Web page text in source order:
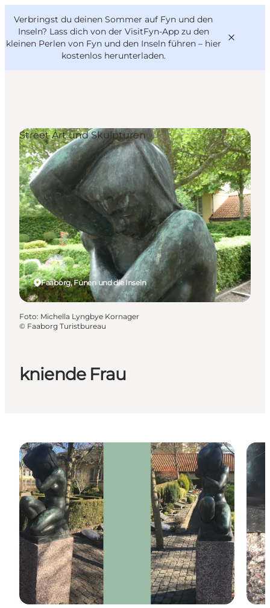
Verbringst du deinen Sommer auf Fyn und den
Inseln? Lass dich von der VisitFyn-App zu den
kleinen Perlen von Fyn und den Inseln führen – hier
kostenlos herunterladen.
Reise Ideen
Outdoor & bike
Essen & trinken
Übernachtung
VisitFyn
Deutsch
kniende Frau
Faaborg, Fünen und die Inseln
Street Art und Skulpturen
Foto: Michella Lyngbye Kornager
© Faaborg Turistbureau